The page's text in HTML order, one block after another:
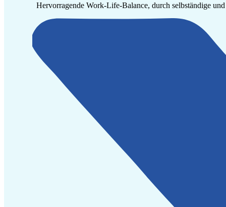
Hervorragende Work-Life-Balance, durch selbständige